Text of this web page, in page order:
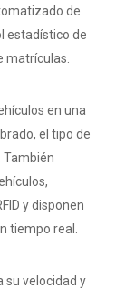
de
estadístico de
matrículas.
en una
el tipo de
También
y disponen
tiempo real.
su velocidad y